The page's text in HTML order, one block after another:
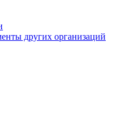
других организаций